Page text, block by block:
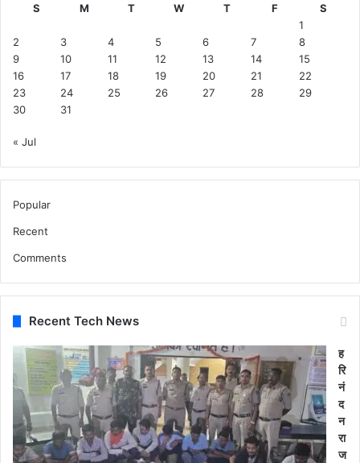
S M T W T F
S
1
2
3 4 5 6 7
8
9
10 11 12 13 14
15
16
17 18 19 20 21
22
23
24 25 26 27 28
29
30
31
« Jul
Popular
Recent
Comments
Recent Tech News
ह
रि
नं
द
न
रा
ज